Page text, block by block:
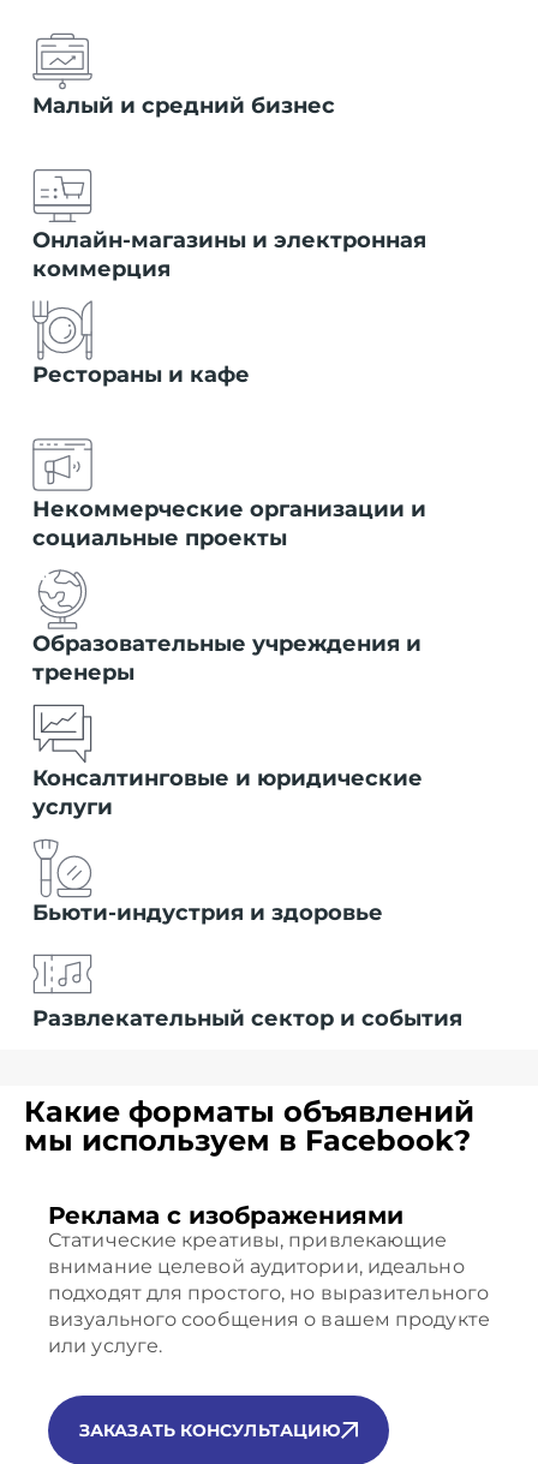
Малый и средний бизнес
Онлайн-магазины и электронная
коммерция
Рестораны и кафе
Некоммерческие организации и
социальные проекты
Образовательные учреждения и
тренеры
Консалтинговые и юридические
услуги
Бьюти-индустрия и здоровье
Развлекательный сектор и события
Какие форматы объявлений
мы используем в Facebook?
Реклама с изображениями
Статические креативы, привлекающие
внимание целевой аудитории, идеально
подходят для простого, но выразительного
визуального сообщения о вашем продукте
или услуге.
ЗАКАЗАТЬ КОНСУЛЬТАЦИЮ